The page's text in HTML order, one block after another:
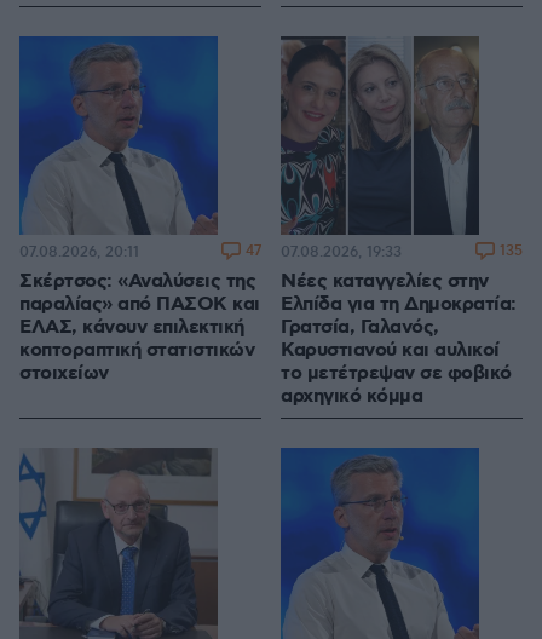
Σκέρτσος: «Αναλύσεις της
παραλίας» από ΠΑΣΟΚ και
ΕΛΑΣ, κάνουν επιλεκτική
κοπτοραπτική στατιστικών
στοιχείων
07.08.2026, 20:11 47
Νέες καταγγελίες στην
Ελπίδα για τη Δημοκρατία:
Γρατσία, Γαλανός,
Καρυστιανού και αυλικοί
το μετέτρεψαν σε φοβικό
αρχηγικό κόμμα
07.08.2026, 19:33 135